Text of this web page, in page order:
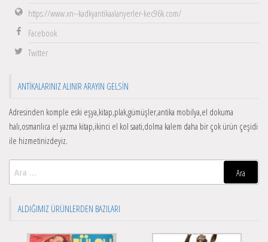
https://www.xn--kadkyantikaalanyerler-kec96k.com/
Facebook
Twitter
ANTIKALARINIZ ALINIR ARAYIN GELSIN
Adresinden komple eski eşya,kitap,plak,gümüşler,antika mobilya,el dokuma
halı,osmanlıca el yazma kitap,ikinci el kol saati,dolma kalem daha bir çok ürün çeşidi
ile hizmetinizdeyiz.
ALDIĞIMIZ ÜRÜNLERDEN BAZILARI